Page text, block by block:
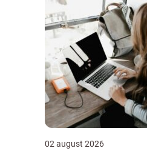
02 august 2026